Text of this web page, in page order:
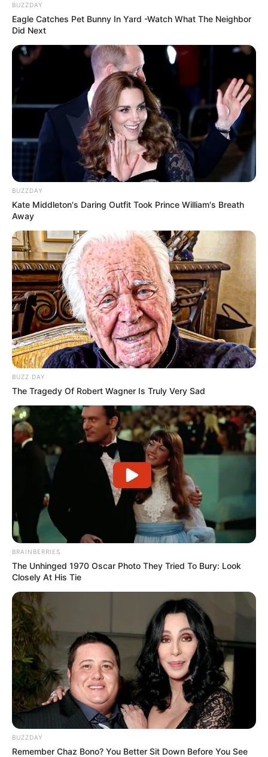
BUZZDAY
Eagle Catches Pet Bunny In Yard -Watch What The Neighbor
Did Next
BUZZDAY
Kate Middleton's Daring Outfit Took Prince William's Breath
Away
BUZZ DAY
The Tragedy Of Robert Wagner Is Truly Very Sad
BRAINBERRIES
The Unhinged 1970 Oscar Photo They Tried To Bury: Look
Closely At His Tie
BUZZDAY
Remember Chaz Bono? You Better Sit Down Before You See